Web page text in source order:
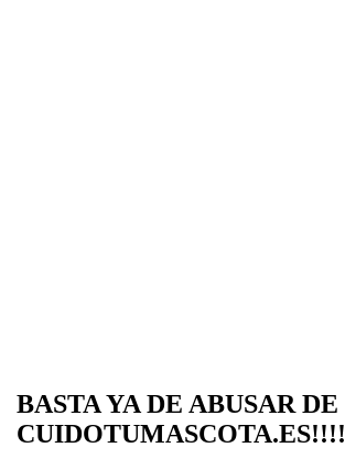
BASTA YA DE ABUSAR DE
CUIDOTUMASCOTA.ES!!!!